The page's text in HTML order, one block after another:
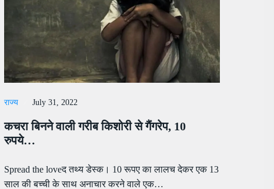
राज्य July 31, 2022
कचरा बिनने वाली गरीब किशोरी से गैंगरेप, 10
रुपये…
Spread the loveद तथ्य डेस्क। 10 रूपए का लालच देकर एक 13
साल की बच्ची के साथ अनाचार करने वाले एक…